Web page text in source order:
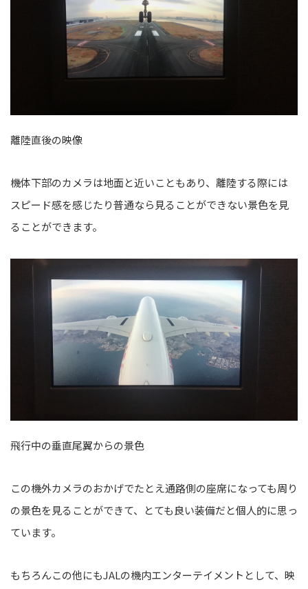
離陸直後の映像
機体下部のカメラは地面と近いこともあり、離陸する際には
スピード感を感じたり普通なら見ることができない景色を見
ることができます。
飛行中の垂直尾翼からの景色
この機外カメラのおかげでたとえ通路側の座席になっても周り
の景色を見ることができて、とても良い装備だと個人的に思っ
ています。
もちろんこの他にもJALの機内エンターテイメントとして、映